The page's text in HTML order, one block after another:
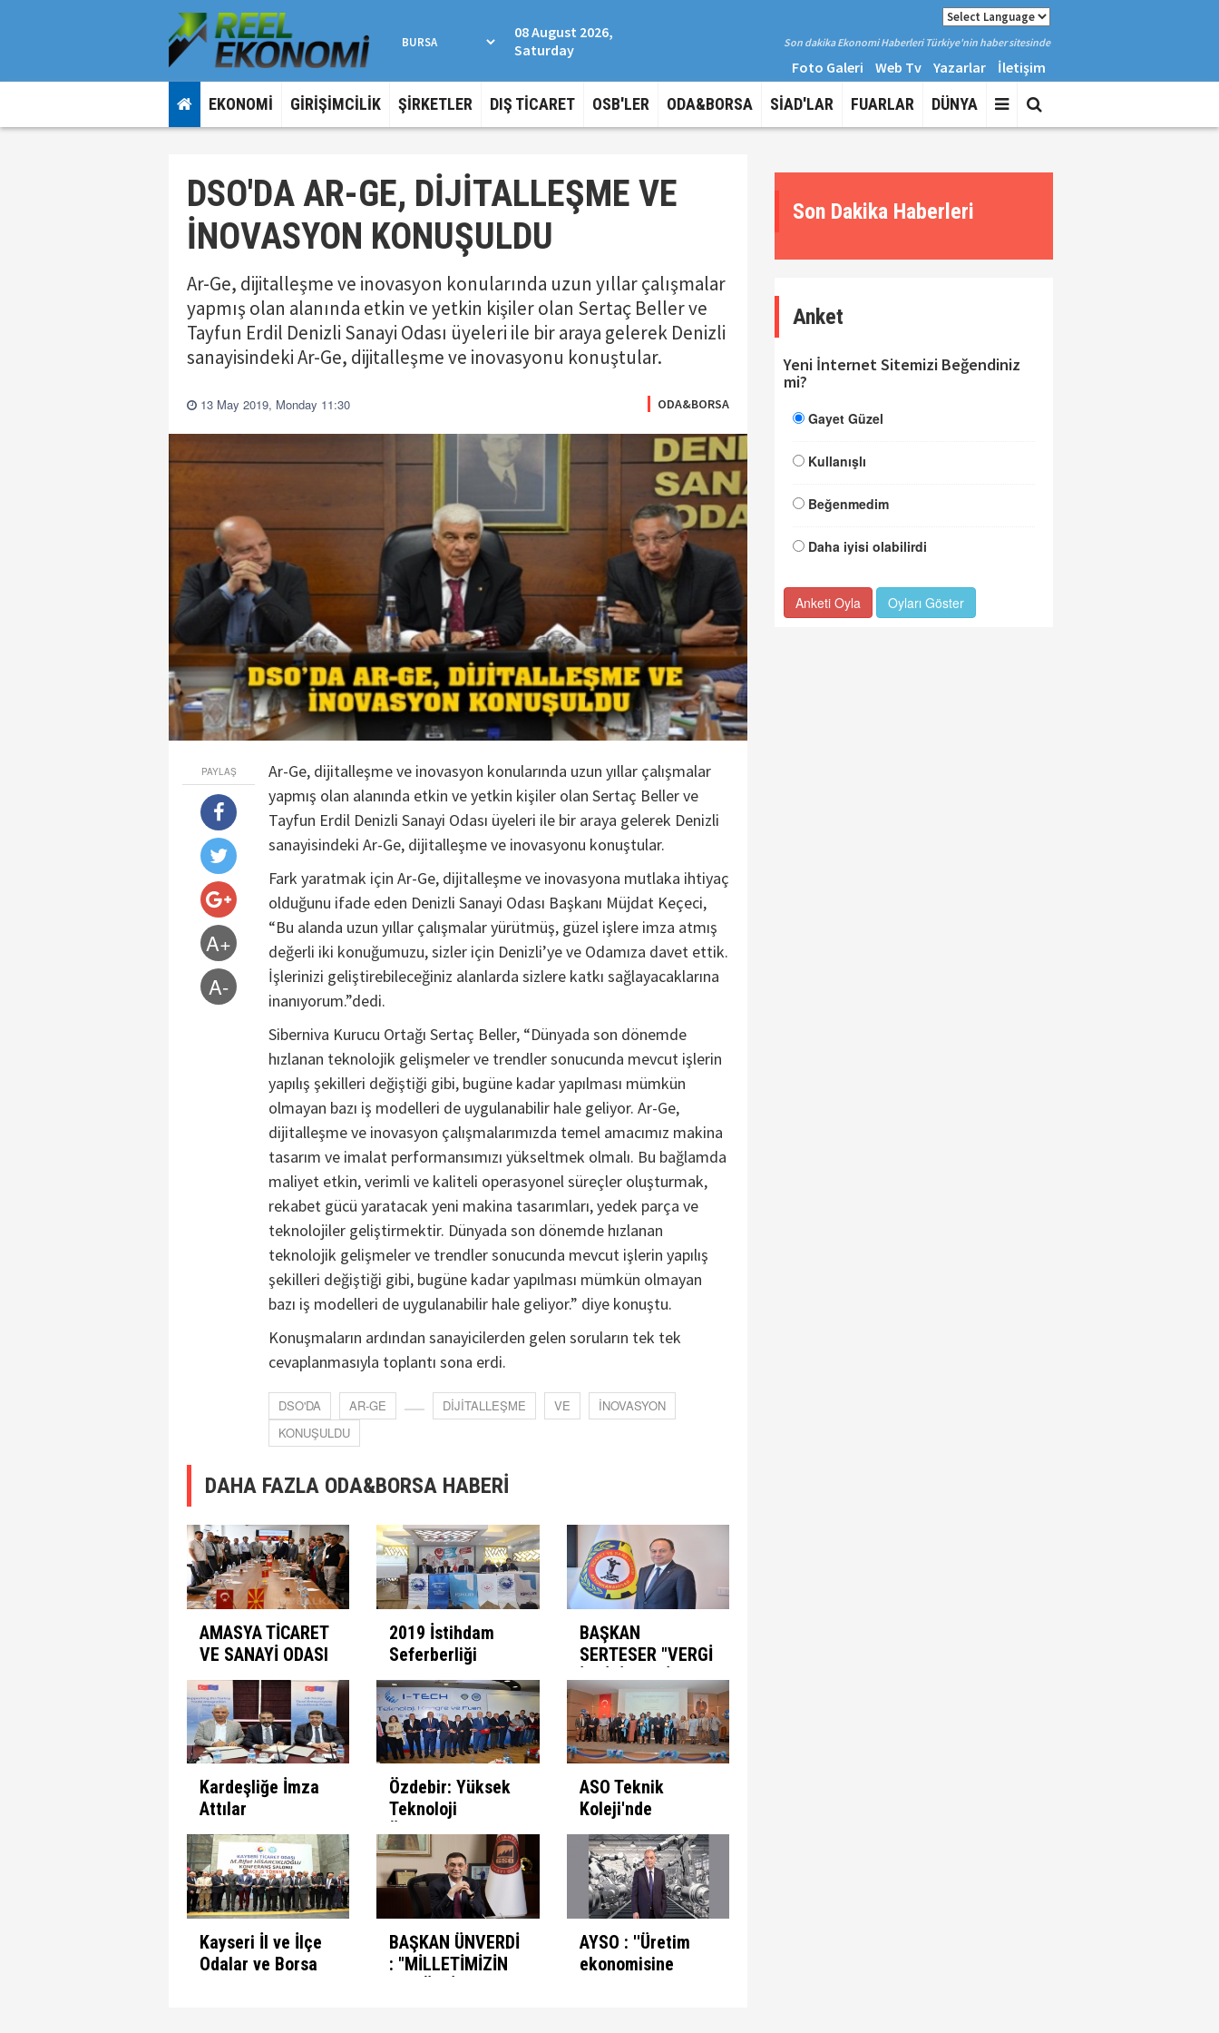
08 August 2026,
Saturday
Son dakika Ekonomi Haberleri Türkiye'nin haber sitesinde
Foto Galeri Web Tv Yazarlar İletişim
EKONOMİ GİRİŞİMCİLİK ŞİRKETLER DIŞ TİCARET OSB'LER ODA&BORSA SİAD'LAR FUARLAR DÜNYA
DSO'DA AR-GE, DİJİTALLEŞME VE
İNOVASYON KONUŞULDU
Ar-Ge, dijitalleşme ve inovasyon konularında uzun yıllar çalışmalar
yapmış olan alanında etkin ve yetkin kişiler olan Sertaç Beller ve
Tayfun Erdil Denizli Sanayi Odası üyeleri ile bir araya gelerek Denizli
sanayisindeki Ar-Ge, dijitalleşme ve inovasyonu konuştular.
13 May 2019, Monday 11:30 ODA&BORSA
PAYLAŞ
A+
A-
Ar-Ge, dijitalleşme ve inovasyon konularında uzun yıllar çalışmalar
yapmış olan alanında etkin ve yetkin kişiler olan Sertaç Beller ve
Tayfun Erdil Denizli Sanayi Odası üyeleri ile bir araya gelerek Denizli
sanayisindeki Ar-Ge, dijitalleşme ve inovasyonu konuştular.
Fark yaratmak için Ar-Ge, dijitalleşme ve inovasyona mutlaka ihtiyaç
olduğunu ifade eden Denizli Sanayi Odası Başkanı Müjdat Keçeci,
“Bu alanda uzun yıllar çalışmalar yürütmüş, güzel işlere imza atmış
değerli iki konuğumuzu, sizler için Denizli’ye ve Odamıza davet ettik.
İşlerinizi geliştirebileceğiniz alanlarda sizlere katkı sağlayacaklarına
inanıyorum.”dedi.
Siberniva Kurucu Ortağı Sertaç Beller, “Dünyada son dönemde
hızlanan teknolojik gelişmeler ve trendler sonucunda mevcut işlerin
yapılış şekilleri değiştiği gibi, bugüne kadar yapılması mümkün
olmayan bazı iş modelleri de uygulanabilir hale geliyor. Ar-Ge,
dijitalleşme ve inovasyon çalışmalarımızda temel amacımız makina
tasarım ve imalat performansımızı yükseltmek olmalı. Bu bağlamda
maliyet etkin, verimli ve kaliteli operasyonel süreçler oluşturmak,
rekabet gücü yaratacak yeni makina tasarımları, yedek parça ve
teknolojiler geliştirmektir. Dünyada son dönemde hızlanan
teknolojik gelişmeler ve trendler sonucunda mevcut işlerin yapılış
şekilleri değiştiği gibi, bugüne kadar yapılması mümkün olmayan
bazı iş modelleri de uygulanabilir hale geliyor.” diye konuştu.
Konuşmaların ardından sanayicilerden gelen soruların tek tek
cevaplanmasıyla toplantı sona erdi.
DSO'DA AR-GE DİJİTALLEŞME VE
İNOVASYON
KONUŞULDU
DAHA FAZLA ODA&BORSA HABERİ
AMASYA TİCARET
VE SANAYİ ODASI
(ATSO)
MAKEDONYA'DA
2019 İstihdam
Seferberliği
programı ATSO'da
ele alındı
BAŞKAN
SERTESER "VERGİ
İNDİRİMLERİ YIL
SONUNA KADAR
UZATILMALI"
Kardeşliğe İmza
Attılar
Özdebir: Yüksek
Teknoloji
Üretimini
Sağlayacak
Girişimlere
Öncelik
Vermeliyiz
ASO Teknik
Koleji'nde
Mezuniyet Sevinci
Kayseri İl ve İlçe
Odalar ve Borsa
BAŞKAN ÜNVERDİ
: "MİLLETİMİZİN
AYSO : ''Üretim
ekonomisine
Son Dakika Haberleri
Anket
Yeni İnternet Sitemizi Beğendiniz
mi?
Gayet Güzel
Kullanışlı
Beğenmedim
Daha iyisi olabilirdi
Anketi Oyla Oyları Göster